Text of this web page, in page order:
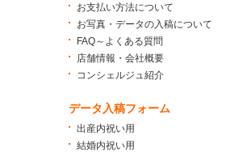
お支払い方法について
お写真・データの入稿について
FAQ～よくある質問
店舗情報・会社概要
コンシェルジュ紹介
データ入稿フォーム
出産内祝い用
結婚内祝い用